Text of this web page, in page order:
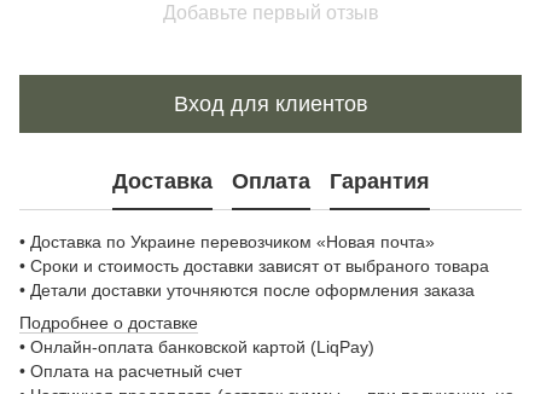
Добавьте первый отзыв
Вход для клиентов
Доставка Оплата Гарантия
• Доставка по Украине перевозчиком «Новая почта»
• Сроки и стоимость доставки зависят от выбраного товара
• Детали доставки уточняются после оформления заказа
Подробнее о доставке
• Онлайн-оплата банковской картой (LiqPay)
• Оплата на расчетный счет